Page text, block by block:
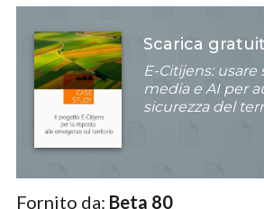
Scarica
E-Citijens: usare
media e AI per
sicurezza del
Fornito da: Beta 80